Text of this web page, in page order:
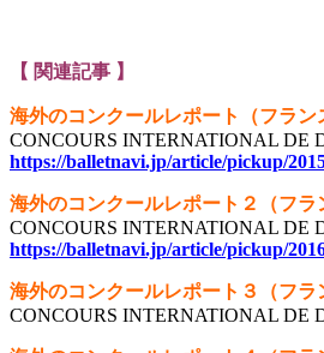
【 関連記事 】
海外のコンクールレポート（フラン
CONCOURS INTERNATIONAL DE
https://balletnavi.jp/article/pickup/
海外のコンクールレポート２（フラ
CONCOURS INTERNATIONAL DE
https://balletnavi.jp/article/pickup/
海外のコンクールレポート３（フラ
CONCOURS INTERNATIONAL DE